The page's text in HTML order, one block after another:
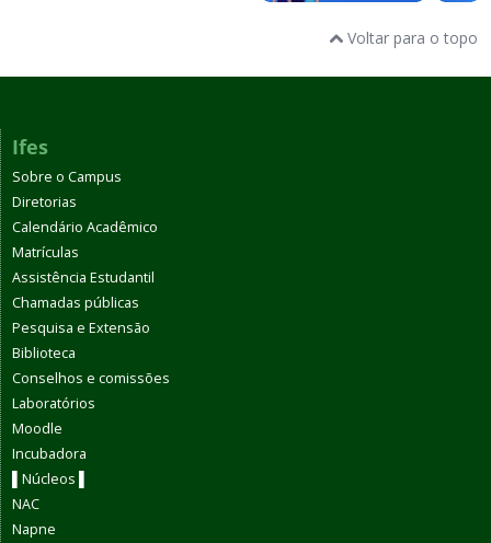
Voltar para o topo
Ifes
Sobre o Campus
Diretorias
Calendário Acadêmico
Matrículas
Assistência Estudantil
Chamadas públicas
Pesquisa e Extensão
Biblioteca
Conselhos e comissões
Laboratórios
Moodle
Incubadora
▌Núcleos ▌
NAC
Napne